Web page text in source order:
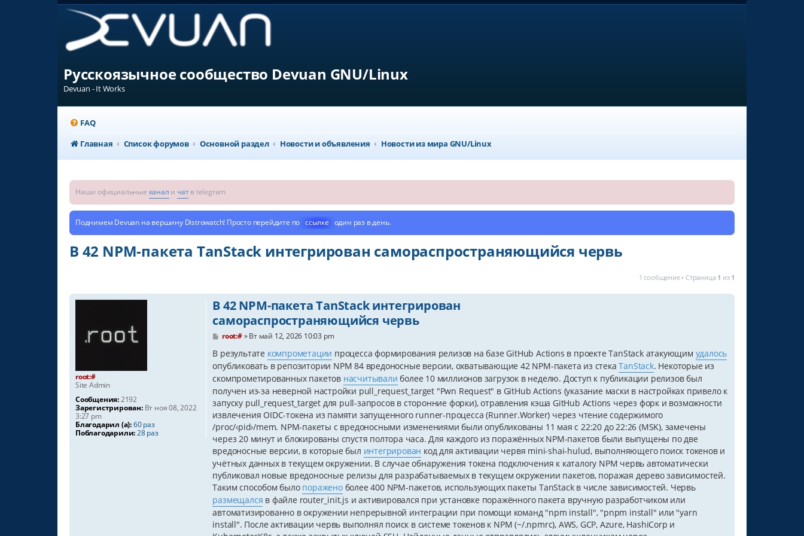
Русскоязычное сообщество Devuan GNU/Linux
Devuan - It Works
FAQ
Главная
Список форумов Основной раздел Новости и объявления Новости из мира GNU/Linux
Наши официальные канал и чатв telegram
Поднимем Devuan на вершину Distrowatch! Просто перейдите по ссылке один раз в день.
В 42 NPM-пакета TanStack интегрирован самораспространяющийся червь
1 сообщение • Страница 1 из 1
root:#
Site Admin
Сообщения:2192
Зарегистрирован:Вт ноя 08, 2022
3:27 pm
Благодарил (а):60 раз
Поблагодарили:28 раз
В 42 NPM-пакета TanStack интегрирован
самораспространяющийся червь
С
о
б
щ
е
и
е
root:#»Вт май 12, 2026 10:03 pm
В результате компрометации процесса формирования релизов на базе GitHub Actions в проекте TanStack атакующим удалось
опубликовать в репозитории NPM 84 вредоносные версии, охватывающие 42 NPM-пакета из стекаTanStack. Некоторые из
скомпрометированных пакетов насчитывали более 10 миллионов загрузок в неделю. Доступ к публикации релизов был
получен из-за неверной настройки pull_request_target "Pwn Request" в GitHub Actions (указание маски в настройках привело к
запуску pull_request_target для pull-запросов в сторонние форки), отравления кэша GitHub Actions через форк и возможности
извлечения OIDC-токена из памяти запущенного runner-процесса (Runner.Worker) через чтение содержимого
/proc/‹pid›/mem. NPM-пакеты с вредоносными изменениями были опубликованы 11 мая с 22:20 до 22:26 (MSK), замечены
через 20 минут и блокированы спустя полтора часа. Для каждого из поражённых NPM-пакетов были выпущены по две
вредоносные версии, в которые был интегрирован код для активации червя mini-shai-hulud, выполняющего поиск токенов и
учётных данных в текущем окружении. В случае обнаружения токена подключения к каталогу NPM червь автоматически
публиковал новые вредоносные релизы для разрабатываемых в текущем окружении пакетов, поражая дерево зависимостей.
Таким способом было пораженоболее 400 NPM-пакетов, использующих пакеты TanStack в числе зависимостей. Червь
размещался в файле router_init.js и активировался при установке поражённого пакета вручную разработчиком или
автоматизированно в окружении непрерывной интеграции при помощи команд "npm install", "pnpm install" или "yarn
install". После активации червь выполнял поиск в системе токенов к NPM (~/.npmrc), AWS, GCP, Azure, HashiCorp и